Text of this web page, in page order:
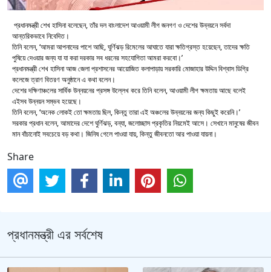
প্রধানমন্ত্রী শেখ হাসিনা বলেছেন, তাঁর দল বাংলাদেশ আওয়ামী লীগ জনগণ ও দেশের উন্নয়নে সর্বদা
আন্তরিকভাবে নিবেদিত।
তিনি বলেন, ‘আমরা আপনাদের পাশে আছি, ঘূর্ণিঝড় রিমেলের আঘাতে যারা ক্ষতিগ্রস্ত হয়েছেন, তাদের ক্ষতি
পুষিয়ে দেওয়ার জন্য যা যা করা দরকার সব ধরনের সহযোগিতা আমরা করবো।’
প্রধানমন্ত্রী শেখ হাসিনা আজ জেলা প্রশাসনের আয়োজিত কলাপাড়ায় সরকারি মোজাহার উদ্দিন বিশ্বাস ডিগ্রি
কলেজে ত্রাণ বিতরণ অনুষ্ঠানে এ কথা বলেন।
দেশের দক্ষিণাঞ্চলের সার্বিক উন্নয়নের প্রসঙ্গ উল্লেখ করে তিনি বলেন, আওয়ামী লীগ ক্ষমতায় আছে বলেই
এইসব উন্নয়ন সম্ভব হয়েছে।
তিনি বলেন, ‘অনেক লোকই তো ক্ষমতায় ছিল, কিন্তু তারা এই অঞ্চলের উন্নয়নের জন্য কিছুই করেনি।’
সরকার প্রধান বলেন, আমাদের দেশে ঘুর্ণিঝড়, বন্যা, জলোচ্ছাস প্রকৃতির নিয়মেই আসে। সেখানে মানুষের জীবন
মান বাঁচানোই সবচেয়ে বড় কথা। জিনিষ গেলে পাওয়া যায়, কিন্তু জীবনতো আর পাওয়া যায়না।
Share
প্রধানমন্ত্রী এর সর্বশেষ